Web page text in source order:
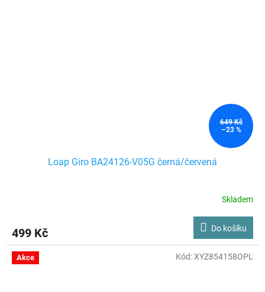
649 Kč
–23 %
Loap Giro BA24126-V05G černá/červená
Skladem
499 Kč Do košíku
Akce Kód:XYZ854158OPL